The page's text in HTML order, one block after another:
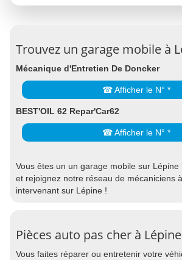
Trouvez un garage mobile à
Mécanique d'Entretien De Doncker
☎ Afficher le N° *
BEST'OIL 62 Repar'Car62
☎ Afficher le N° *
Vous êtes un un garage mobile sur
et rejoignez notre réseau de mécaniciens
intervenant sur Lépine !
Pièces auto pas cher à Lépine
Vous faites réparer ou entretenir votre